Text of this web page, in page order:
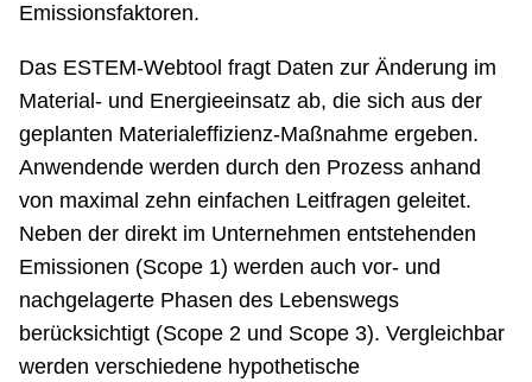
Emissionsfaktoren.
Das ESTEM-Webtool fragt Daten zur Änderung im
Material- und Energieeinsatz ab, die sich aus der
geplanten Materialeffizienz-Maßnahme ergeben.
Anwendende werden durch den Prozess anhand
von maximal zehn einfachen Leitfragen geleitet.
Neben der direkt im Unternehmen entstehenden
Emissionen (Scope 1) werden auch vor- und
nachgelagerte Phasen des Lebenswegs
berücksichtigt (Scope 2 und Scope 3). Vergleichbar
werden verschiedene hypothetische